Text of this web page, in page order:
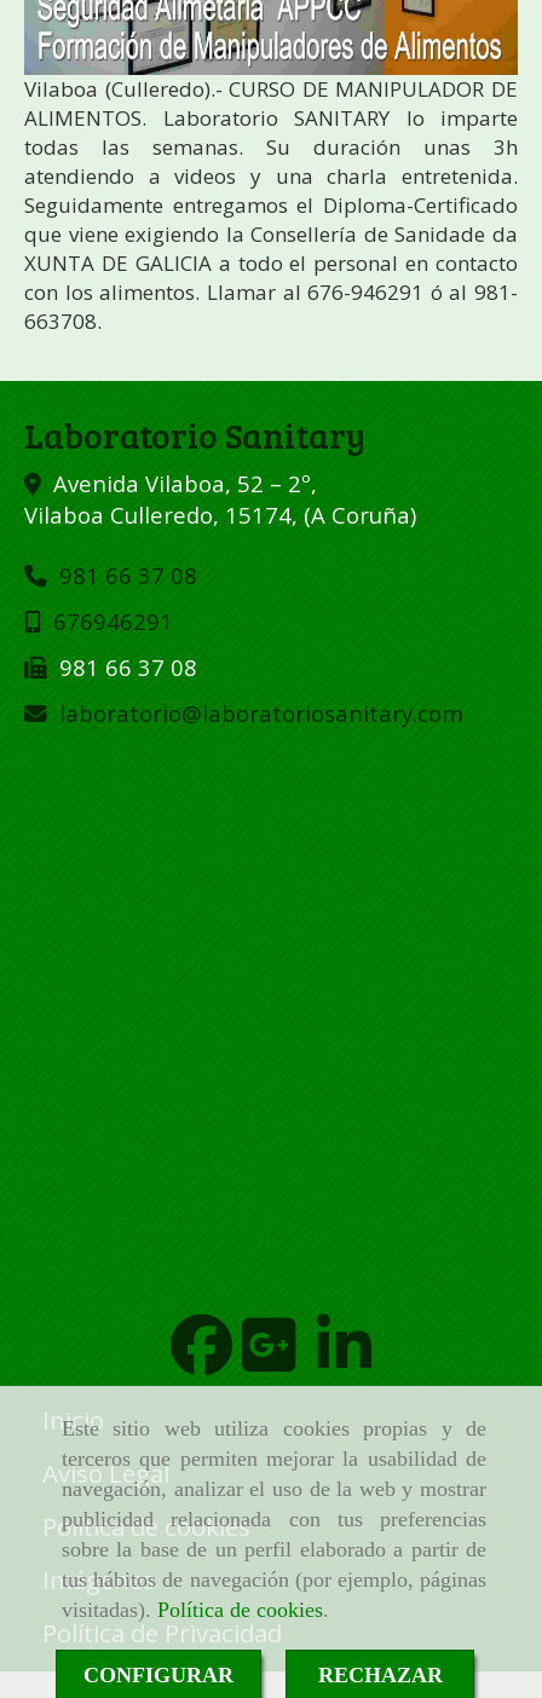
Este sitio web utiliza cookies propias y de
terceros que permiten mejorar la usabilidad de
navegación, analizar el uso de la web y mostrar
publicidad relacionada con tus preferencias
sobre la base de un perfil elaborado a partir de
tus hábitos de navegación (por ejemplo, páginas
visitadas). Política de cookies.
CONFIGURAR RECHAZAR
Vilaboa (Culleredo).- CURSO DE MANIPULADOR DE
ALIMENTOS. Laboratorio SANITARY lo imparte
todas las semanas. Su duración unas 3h
atendiendo a videos y una charla entretenida.
Seguidamente entregamos el Diploma-Certificado
que viene exigiendo la Consellería de Sanidade da
XUNTA DE GALICIA a todo el personal en contacto
con los alimentos. Llamar al 676-946291 ó al 981-
663708.
Laboratorio Sanitary
Avenida Vilaboa, 52 – 2º,
Vilaboa Culleredo, 15174, (A Coruña)
981 66 37 08
676946291
981 66 37 08
laboratorio
laboratoriosanitary.com
Inicio
Aviso Legal
Política de cookies
Imágenes
Política de Privacidad